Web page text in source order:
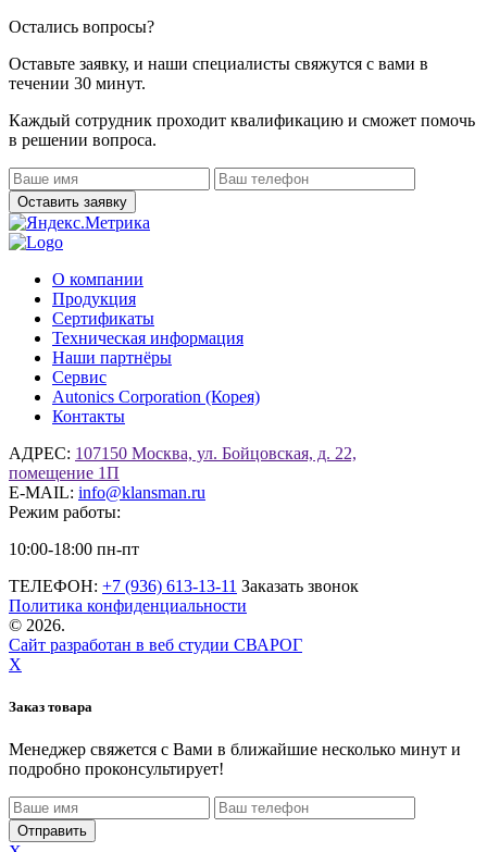
Остались вопросы?
Оставьте заявку, и наши специалисты свяжутся с вами в
течении 30 минут.
Каждый сотрудник проходит квалификацию и сможет помочь
в решении вопроса.
О компании
Продукция
Сертификаты
Техническая информация
Наши партнёры
Сервис
Autonics Corporation (Корея)
Контакты
АДРЕС: 107150 Москва, ул. Бойцовская, д. 22,
помещение 1П
E-MAIL: info@klansman.ru
Режим работы:
10:00-18:00 пн-пт
ТЕЛЕФОН: +7 (936) 613-13-11 Заказать звонок
Политика конфиденциальности
© 2026.
Сайт разработан в веб студии СВАРОГ
X
Заказ товара
Менеджер свяжется с Вами в ближайшие несколько минут и
подробно проконсультирует!